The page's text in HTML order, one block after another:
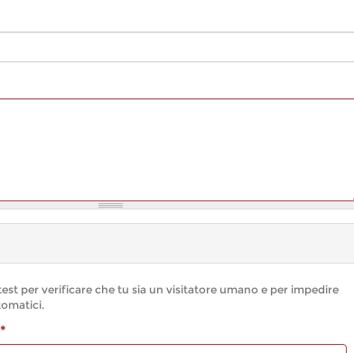
per verificare che tu sia un visitatore umano e per impedire
automatici.
*